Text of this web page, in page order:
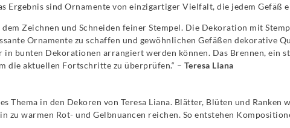
Ergebnis sind Ornamente von einzigartiger Vielfalt, die jedem Gefäß
Zeichnen und Schneiden feiner Stempel. Die Dekoration mit
Ornamente zu schaffen und gewöhnlichen Gefäßen dekorative
bunten Dekorationen arrangiert werden können. Das Brennen, ein
die aktuellen Fortschritte zu überprüfen.“ – Teresa Liana
Thema in den Dekoren von Teresa Liana. Blätter, Blüten und
zu warmen Rot- und Gelbnuancen reichen. So entstehen